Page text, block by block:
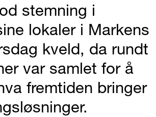
stemning i
lokaler i Markens
kveld, da rundt
var samlet for å
fremtiden bringer